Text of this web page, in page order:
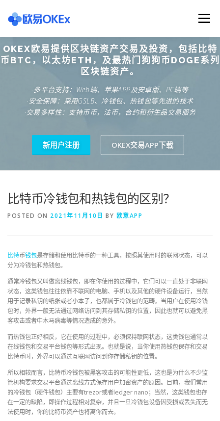
content
Menu
欧意交易所 关于欧意OKX 欧意APP下载
欧意注册网址 欧意交易下载 欧意团队
OKEX欧易提供区块链资产交易及投资，包括比特
币BTC，以太坊ETH，及最热门狗狗币DOGE系列
区块链资产。
·多平台支持：Web端、苹果APP及安卓版、PC端等
·安全保障：采用GSLB、冷钱包、热钱包等先进的技术
·交易多样性：支持币币，法币，合约和衍生品交易服务
新用户注册 OKEX交易APP下载
比特币冷钱包和热钱包的区别？
POSTED ON 2021年11月10日 BY 欧意APP
比特币钱包是存储和使用比特币的一种工具，按照其使用时的联网状态，可以
分为冷钱包和热钱包。
通常冷钱包又叫做离线钱包，即在你使用的过程中，它们可以一直处于非联网
状态，这类钱包往往依靠不联网的电脑、手机以及其他的硬件设备运行，当然
用于记录私钥的纸张或者小本子，也都属于冷钱包的范畴。当用户在使用冷钱
包时，外界一般无法通过网络访问到其存储私钥的位置，因此也就可以避免黑
客攻击或者中木马病毒等情况造成的意外。
而热钱包正好相反，它在使用的过程中，必须保持联网状态，这类钱包通常以
在线钱包和交易平台钱包等形式出现。也就是说，当你使用热钱包保存和交易
比特币时，外界可以通过互联网访问到你存储私钥的位置。
所以相较而言，比特币冷钱包被黑客攻击的可能性更低，这也是为什么不少监
管机构要求交易平台通过离线方式保存用户加密资产的原因。目前，我们常用
的冷钱包（硬件钱包）主要有trezor或者ledger nano；当然，这类钱包也存
在一定的缺陷，即操作过程相对复杂，并且一旦冷钱包设备因受损或丢失而无
法使用时，你的比特币资产也将离你而去。